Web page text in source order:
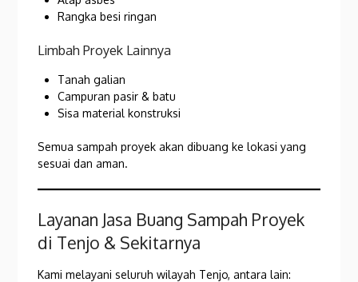
Rangka besi ringan
Limbah Proyek Lainnya
Tanah galian
Campuran pasir & batu
Sisa material konstruksi
Semua sampah proyek akan dibuang ke lokasi yang
sesuai dan aman.
Layanan Jasa Buang Sampah Proyek
di Tenjo & Sekitarnya
Kami melayani seluruh wilayah Tenjo, antara lain: